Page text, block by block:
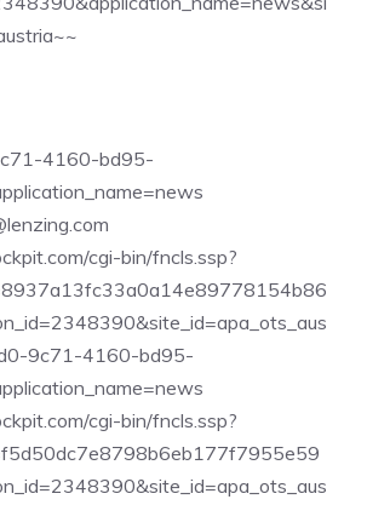
4160-bd95-
cgi-bin/fncls.ssp?
9c71-4160-bd95-
cgi-bin/fncls.ssp?